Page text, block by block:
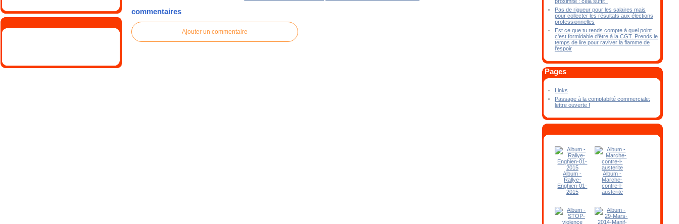
commentaires
Ajouter un commentaire
Pas de rigueur pour les salaires mais
pour collecter les résultats aux élections
professionnelles
Est ce que tu rends compte à quel point
c'est formidable d'être à la CGT. Prends le
temps de lire pour raviver la flamme de
l'espoir
Pages
Links
Passage à la comptabilté commerciale:
lettre ouverte !
Album -
Rallye-
Enghien-01-
2015
Album -
Marche-
contre-l-
austerite